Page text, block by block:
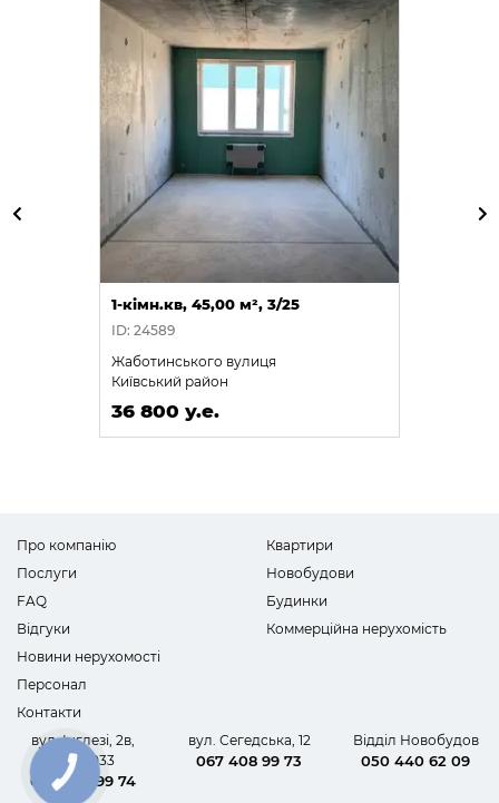
1-кімн.кв, 45,00 м², 3/25
ID: 24589
Жаботинського вулиця
Київський район
36 800 у.е.
Про компанію
Послуги
FAQ
Відгуки
Новини нерухомості
Персонал
Контакти
Квартири
Новобудови
Будинки
Коммерційна нерухомість
вул. Інглезі, 2в,
офіс 1033
067 408 99 74
вул. Сегедська, 12
067 408 99 73
Відділ Новобудов
050 440 62 09
КНОПКА
ЗВ'ЯЗКУ